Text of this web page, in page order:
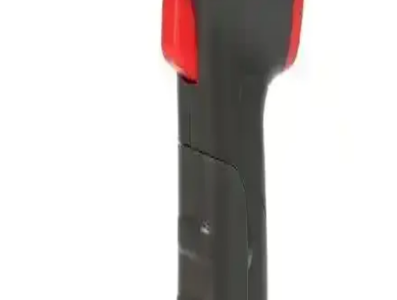
detaylarıyla bu ürün hakkında bilmeniz gerekenler.
Xiaomi Youpin Emoji Expression Çok Fonksiyonlu
Dijital Saat ve Çocuklar İçin Eğlenceli Tasarım
Xiaomi Youpin Emoji Expression, çok fonksiyonlu tasarımı ve
çocuklara uygun eğlenceli emoji temasıyla öne çıkan, gece lambası
Emate Büyük Boy Ekran Duvar Saati ve
Termometre THR328 Modern Tasarım ve
Emate THR328, büyük ekranlı duvar saati ve termometre olup, şık
geometrik tasarımıyla iç mekanlara modernlik katarken, kolay